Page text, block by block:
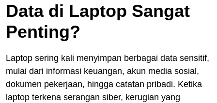
Data di Laptop Sangat
Penting?
Laptop sering kali menyimpan berbagai data sensitif,
mulai dari informasi keuangan, akun media sosial,
dokumen pekerjaan, hingga catatan pribadi. Ketika
laptop terkena serangan siber, kerugian yang